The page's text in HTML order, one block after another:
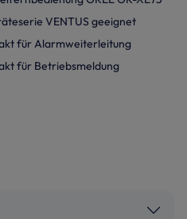
VENTUS geeignet
für Alarmweiterleitung
für Betriebsmeldung